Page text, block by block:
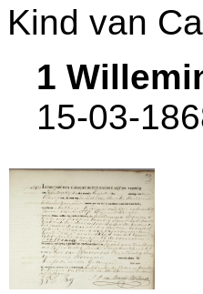
Kind van
1
15-03-